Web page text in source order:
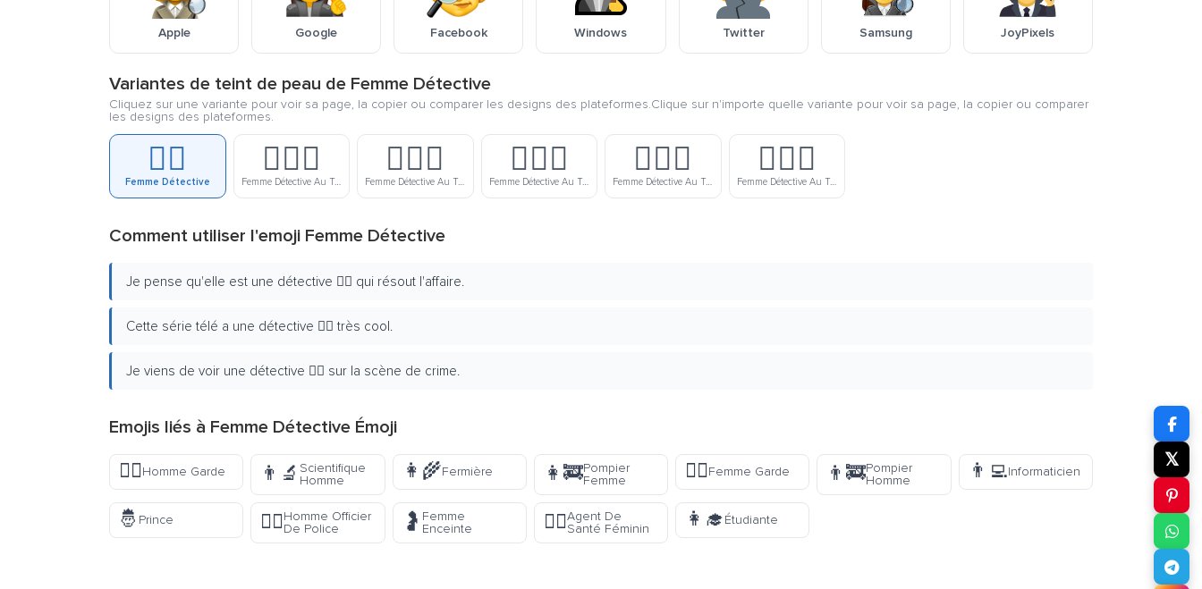
Apple Google Facebook Windows Twitter Samsung JoyPixels
Variantes de teint de peau de Femme Détective
Cliquez sur une variante pour voir sa page, la copier ou comparer les designs des plateformes.Clique sur n'importe quelle variante pour voir sa page, la copier ou comparer
les designs des plateformes.
🕵️‍♀️
Femme Détective
🕵🏻‍♀️
Femme Détective Au Teint Clair
🕵🏼‍♀️
Femme Détective Au Teint Lègerement Clair
🕵🏽‍♀️
Femme Détective Au Teint Moyen
🕵🏾‍♀️
Femme Détective Au Teint Lègerement Foncé
🕵🏿‍♀️
Femme Détective Au Teint Foncé
Comment utiliser l'emoji Femme Détective
Je pense qu'elle est une détective 🕵️‍♀️ qui résout l'affaire.
Cette série télé a une détective 🕵️‍♀️ très cool.
Je viens de voir une détective 🕵️‍♀️ sur la scène de crime.
Emojis liés à Femme Détective Émoji
💂‍♂️Homme Garde 👨‍🔬 Scientifique
Homme
👩‍🌾Fermière 👩‍🚒Pompier
Femme
💂‍♀️Femme Garde 👨‍🚒Pompier
Homme
👨‍💻Informaticien
🤴 Prince 👮‍♂️Homme Officier
De Police
🤰 Femme
Enceinte
👩‍⚕️Agent De
Santé Féminin
👩‍🎓Étudiante
𝕏